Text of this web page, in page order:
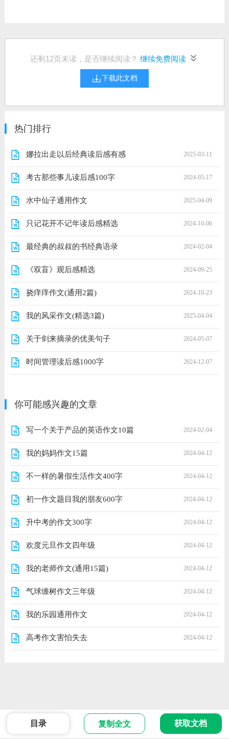
还剩 12页未读，是否继续阅读？ 继续免费阅读
下载此文档
热门排行
娜拉出走以后经典读后感有感 2025-03-11
考古那些事儿读后感100字 2024-05-17
水中仙子通用作文 2025-04-09
只记花开不记年读后感精选 2024-10-06
最经典的叔叔的书经典语录 2024-02-04
《双盲》观后感精选 2024-09-25
挠痒痒作文(通用2篇) 2024-10-23
我的风采作文(精选3篇) 2025-04-04
关于剑来摘录的优美句子 2024-05-07
时间管理读后感1000字 2024-12-07
你可能感兴趣的文章
写一个关于产品的英语作文10篇 2024-02-04
我的妈妈作文15篇 2024-04-12
不一样的暑假生活作文400字 2024-04-12
初一作文题目我的朋友600字 2024-04-12
升中考的作文300字 2024-04-12
欢度元旦作文四年级 2024-04-12
我的老师作文(通用15篇) 2024-04-12
气球缠树作文三年级 2024-04-12
我的乐园通用作文 2024-04-12
高考作文害怕失去 2024-04-12
目录 复制全文 获取文档